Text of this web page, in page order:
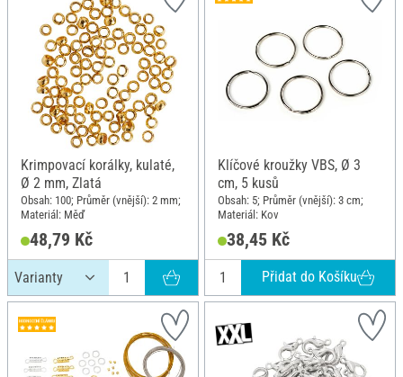
Krimpovací korálky, kulaté,
Ø 2 mm, Zlatá
Obsah: 100; Průměr (vnější): 2 mm;
Materiál: Měď
48,79 Kč
Klíčové kroužky VBS, Ø 3
cm, 5 kusů
Obsah: 5; Průměr (vnější): 3 cm;
Materiál: Kov
38,45 Kč
Přidat do Košíku